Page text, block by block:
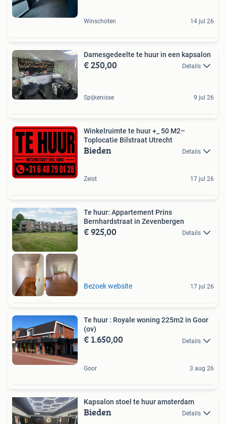
Winschoten 14 jul 26
Damesgedeelte te huur in een kapsalon
€ 250,00 Details
Spijkenisse 9 jul 26
Winkelruimte te huur +_ 50 M2–
Toplocatie Bilstraat Utrecht
Bieden Details
Zeist 17 jul 26
Meer op onze site
Te huur: Appartement Prins
Bernhardstraat in Zevenbergen
€ 925,00 Details
Bezoek website 17 jul 26
Te huur : Royale woning 225m2 in Goor
(ov)
€ 1.650,00 Details
Goor 3 aug 26
Kapsalon stoel te huur amsterdam
Bieden Details